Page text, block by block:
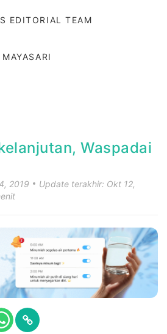
EDITORIAL TEAM
Waspadai
2019
Update terakhir: Okt 12,